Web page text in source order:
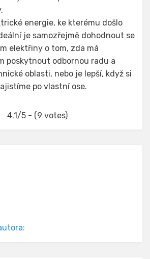
energie, ke kterému došlo
je samozřejmě dohodnout se
elektřiny o tom, zda má
poskytnout odbornou radu a
oblasti, nebo je lepší, když si
po vlastní ose.
4.1/5 - (9 votes)